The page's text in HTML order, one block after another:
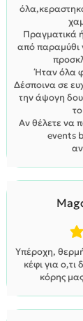
Πραγματικά
από παραμύθι
Ήταν όλα
Δέσποινα σε
την άψογη
Αν θέλετε να
events
Υπέροχη,
κέφι για ο,τι
κόρης